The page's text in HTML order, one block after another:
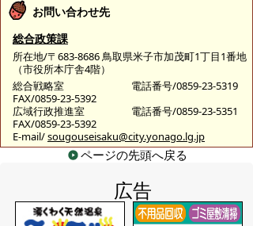
お問い合わせ先
総合政策課
所在地/〒683-8686 鳥取県米子市加茂町1丁目1番地
（市役所本庁舎4階）
総合戦略室
電話番号/0859-23-5319
FAX/0859-23-5392
広域行政推進室
電話番号/0859-23-5351
FAX/0859-23-5392
E-mail/sougouseisaku@city.yonago.lg.jp
ページの先頭へ戻る
広告